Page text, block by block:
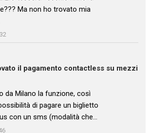
Ma non ho trovato mia
il pagamento contactless su mezzi
da Milano la funzione, così
di pagare un biglietto
con un sms (modalità che…